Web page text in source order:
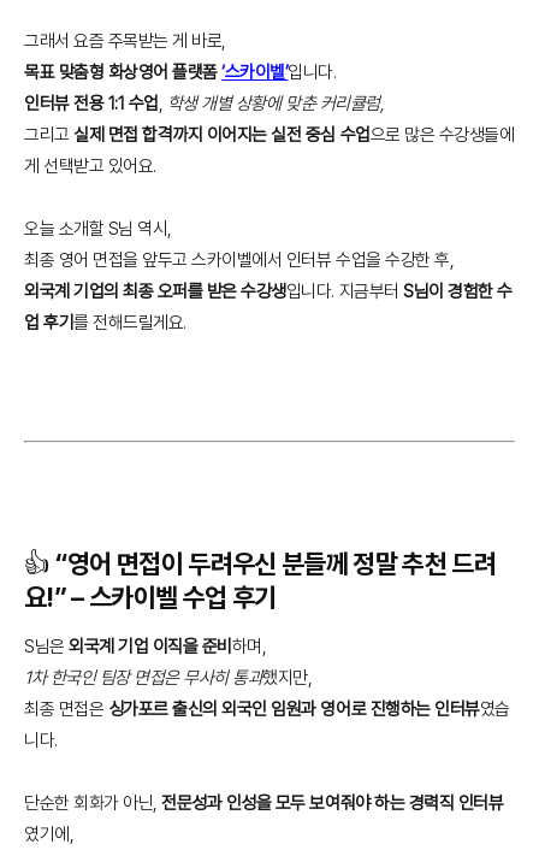
그래서 요즘 주목받는 게 바로,
목표 맞춤형 화상영어 플랫폼‘스카이벨’입니다.
인터뷰 전용 1:1 수업, 학생 개별 상황에 맞춘 커리큘럼,
그리고실제 면접 합격까지 이어지는 실전 중심 수업으로 많은 수강생들에
게 선택받고 있어요.
오늘 소개할 S님 역시,
최종 영어 면접을 앞두고 스카이벨에서 인터뷰 수업을 수강한 후,
외국계 기업의 최종 오퍼를 받은 수강생입니다. 지금부터 S님이 경험한 수
업 후기를 전해드릴게요.
👍 “영어 면접이 두려우신 분들께 정말 추천 드려
요!” – 스카이벨 수업 후기
S님은외국계 기업 이직을 준비 하며,
1차 한국인 팀장 면접은 무사히 통과했지만,
최종 면접은 싱가포르 출신의 외국인 임원과 영어로 진행하는 인터뷰였습
니다.
단순한 회화가 아닌,전문성과 인성을 모두 보여줘야 하는 경력직 인터뷰
였기에,